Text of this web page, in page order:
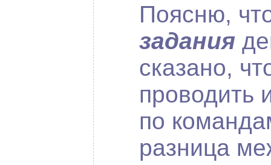
Поясню,
задания
сказано,
проводить
по
разница